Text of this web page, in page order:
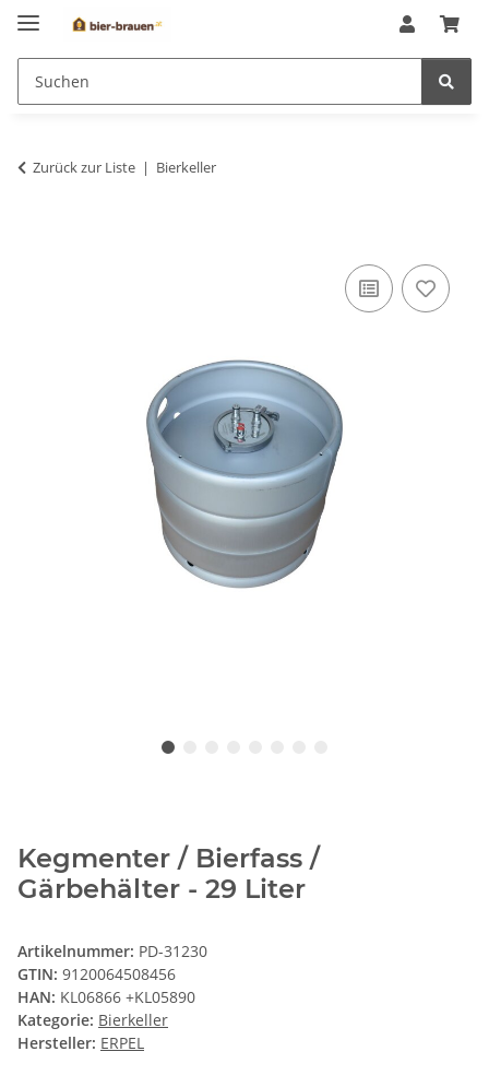
Zurück zur Liste Bierkeller
Kegmenter / Bierfass /
Gärbehälter - 29 Liter
Artikelnummer: PD-31230
GTIN: 9120064508456
HAN: KL06866 +KL05890
Kategorie: Bierkeller
Hersteller: ERPEL